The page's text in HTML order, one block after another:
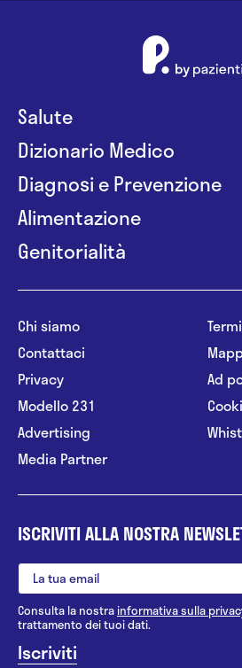
Salute
Dizionario Medico
Diagnosi e Prevenzione
Alimentazione
Genitorialità
Chi siamo
Contattaci
Privacy
Modello 231
Advertising
Media Partner
Ad
ISCRIVITI ALLA NOSTRA
Consulta la nostrainformativa sulla
trattamento dei tuoi dati.